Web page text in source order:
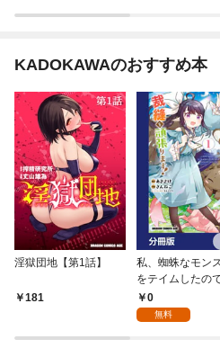
KADOKAWAのおすすめ本
淫獄団地【第1話】
181
私、蜘蛛なモン
をテイムしたの
パイダーシルク
を頑張ります！【
0
無料